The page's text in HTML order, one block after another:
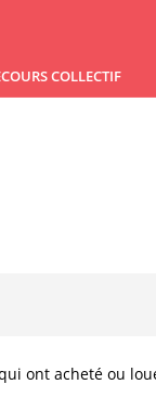
COLLECTIF
ont acheté ou